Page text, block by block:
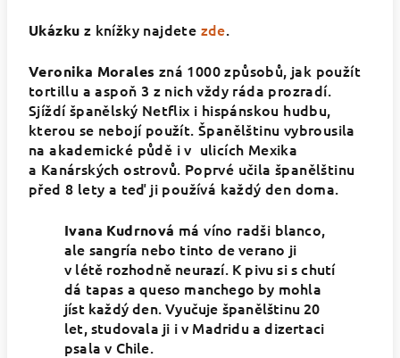
Ukázku z knížky najdete zde.
Veronika Morales zná 1000 způsobů, jak použít
tortillu a aspoň 3 z nich vždy ráda prozradí.
Sjíždí španělský Netflix i hispánskou hudbu,
kterou se nebojí použít. Španělštinu vybrousila
na akademické půdě i v ulicích Mexika
a Kanárských ostrovů. Poprvé učila španělštinu
před 8 lety a teď ji používá každý den doma.
Ivana Kudrnová má víno radši blanco,
ale sangría nebo tinto de verano ji
v létě rozhodně neurazí. K pivu si s chutí
dá tapas a queso manchego by mohla
jíst každý den. Vyučuje španělštinu 20
let, studovala ji i v Madridu a dizertaci
psala v Chile.